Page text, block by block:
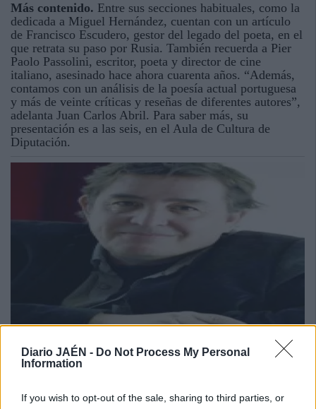
Diario JAÉN - Do Not Process My Personal
Information
If you wish to opt-out of the sale, sharing to third parties, or
Más contenido. Entre sus secciones habituales, como la
dedicada a Miguel Hernández, cuentan con un artículo
de Francisco Escudero, gestor del legado del poeta, en el
que retrata su paso por Rusia. También recuerda a Pier
Paolo Passolini, escritor, poeta y director de cine
italiano, asesinado hace ahora cuarenta años. “Además,
contamos con un análisis de la poesía actual portuguesa
y más de veinte críticas y reseñas de diferentes autores”,
adelanta Juan Carlos Abril. Para saber más, su
presentación es a las seis, en el Aula de Cultura de
Diputación.